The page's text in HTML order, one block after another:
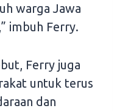
warga Jawa
imbuh Ferry.
Ferry juga
untuk terus
dan